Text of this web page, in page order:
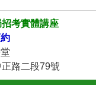
招考實體講座
路二段79號